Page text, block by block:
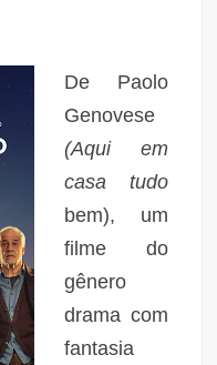
De Paolo
Genovese
(Aqui em
casa tudo
bem), um
filme do
gênero
drama com
fantasia